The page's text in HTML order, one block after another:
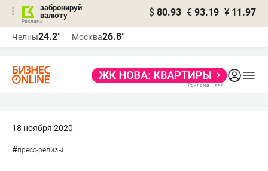
забронируй
валюту
$ 80.93 € 93.19 ¥ 11.97
Челны24.2° Москва26.8°
18 ноября 2020
#пресс-релизы